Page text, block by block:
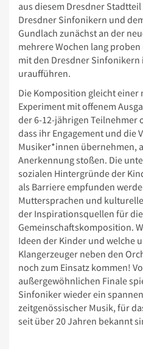
aus diesem Dresdner
Dresdner Sinfonikern und
Gundlach zunächst an der
mehrere Wochen lang
mit den Dresdner Sinfonikern
uraufführen.
Die Komposition gleicht einer
Experiment mit offenem
der 6-12-jährigen Teilnehmer
dass ihr Engagement und die
Musiker*innen übernehmen,
Anerkennung stoßen. Die
sozialen Hintergründe der
als Barriere empfunden
Muttersprachen und
der Inspirationsquellen für
Gemeinschaftskomposition.
Ideen der Kinder und welche
Klangerzeuger neben den
noch zum Einsatz kommen!
außergewöhnlichen Finale
Sinfoniker wieder ein
zeitgenössischer Musik, für
seit über 20 Jahren bekannt